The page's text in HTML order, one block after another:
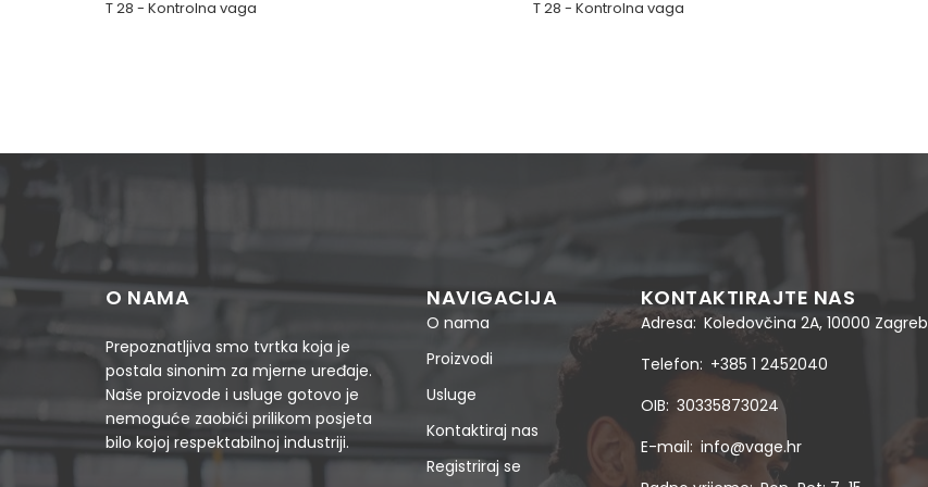
T 28 - Kontrolna vaga T 28 - Kontrolna vaga
O NAMA
Prepoznatljiva smo tvrtka koja je
postala sinonim za mjerne uređaje.
Naše proizvode i usluge gotovo je
nemoguće zaobići prilikom posjeta
bilo kojoj respektabilnoj industriji.
NAVIGACIJA
O nama
Proizvodi
Usluge
Kontaktiraj nas
Registriraj se
KONTAKTIRAJTE NAS
Adresa Koledovčina 2A, 10000 Zagreb
Telefon +385 1 2452040
OIB 30335873024
E-mail info@vage.hr